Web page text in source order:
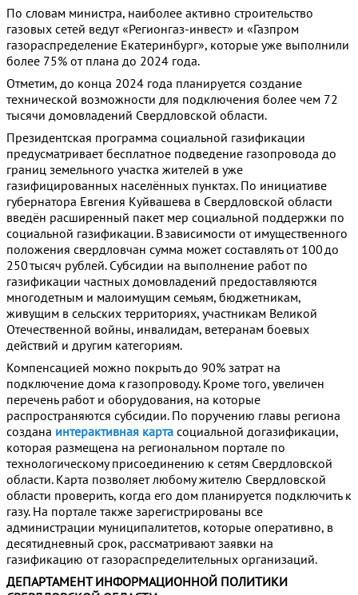
По словам министра, наиболее активно строительство
газовых сетей ведут «Регионгаз-инвест» и «Газпром
газораспределение Екатеринбург», которые уже выполнили
более 75% от плана до 2024 года.
Отметим, до конца 2024 года планируется создание
технической возможности для подключения более чем 72
тысячи домовладений Свердловской области.
Президентская программа социальной газификации
предусматривает бесплатное подведение газопровода до
границ земельного участка жителей в уже
газифицированных населённых пунктах. По инициативе
губернатора Евгения Куйвашева в Свердловской области
введён расширенный пакет мер социальной поддержки по
социальной газификации. В зависимости от имущественного
положения свердловчан сумма может составлять от 100 до
250 тысяч рублей. Субсидии на выполнение работ по
газификации частных домовладений предоставляются
многодетным и малоимущим семьям, бюджетникам,
живущим в сельских территориях, участникам Великой
Отечественной войны, инвалидам, ветеранам боевых
действий и другим категориям.
Компенсацией можно покрыть до 90% затрат на
подключение дома к газопроводу. Кроме того, увеличен
перечень работ и оборудования, на которые
распространяются субсидии. По поручению главы региона
создана интерактивная карта социальной догазификации,
которая размещена на региональном портале по
технологическому присоединению к сетям Свердловской
области. Карта позволяет любому жителю Свердловской
области проверить, когда его дом планируется подключить к
газу. На портале также зарегистрированы все
администрации муниципалитетов, которые оперативно, в
десятидневный срок, рассматривают заявки на
газификацию от газораспределительных организаций.
ДЕПАРТАМЕНТ ИНФОРМАЦИОННОЙ ПОЛИТИКИ